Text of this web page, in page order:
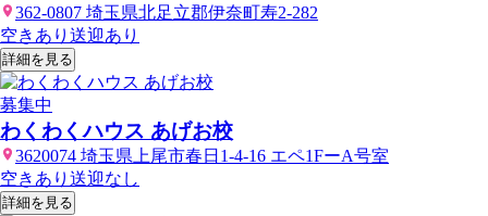
362-0807 埼玉県北足立郡伊奈町寿2-282
空きあり 送迎あり
詳細を見る
募集中
わくわくハウス あげお校
3620074 埼玉県上尾市春日1-4-16 エペ1FーA号室
空きあり 送迎なし
詳細を見る